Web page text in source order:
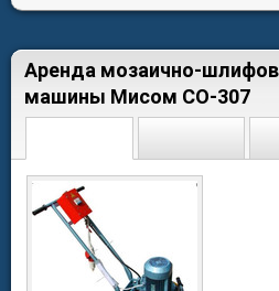
Аренда мозаично-
машины Мисом СО-307